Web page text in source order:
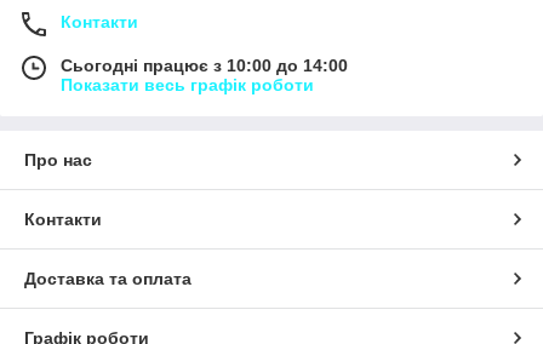
Контакти
Сьогодні працює з 10:00 до 14:00
Показати весь графік роботи
Про нас
Контакти
Доставка та оплата
Графік роботи